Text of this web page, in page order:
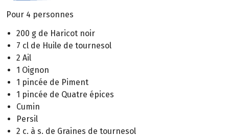
Pour 4 personnes
200 g de Haricot noir
7 cl de Huile de tournesol
2 Ail
1 Oignon
1 pincée de Piment
1 pincée de Quatre épices
Cumin
Persil
2 c. à s. de Graines de tournesol